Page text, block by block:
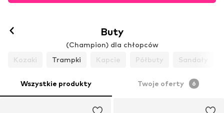
Buty
(Champion) dla chłopców
Kozaki
Trampki Kapcie Półbuty Sandały
Wszystkie produkty Twoje oferty 6